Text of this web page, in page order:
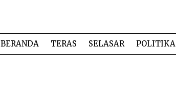
BERANDA TERAS SELASAR POLITIKA